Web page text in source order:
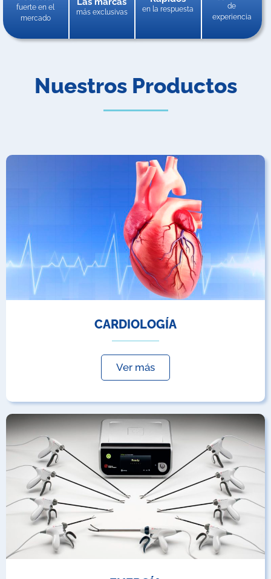
fuerte en el
mercado
más exclusivas en la respuesta
de
experiencia
Nuestros Productos
CARDIOLOGÍA
Ver más